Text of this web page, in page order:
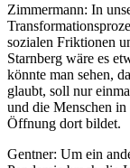
Zimmermann: In
sozialen Friktionen
Starnberg wäre es
könnte man sehen,
glaubt, soll nur
und die Menschen
Öffnung dort bildet.
Gentner: Um ein